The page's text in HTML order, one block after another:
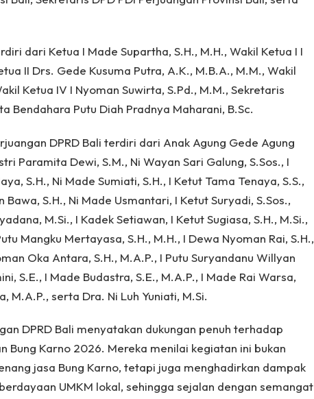
dari Ketua I Made Supartha, S.H., M.H., Wakil Ketua I I
II Drs. Gede Kusuma Putra, A.K., M.B.A., M.M., Wakil
Ketua IV I Nyoman Suwirta, S.Pd., M.M., Sekretaris
Bendahara Putu Diah Pradnya Maharani, B.Sc.
DPRD Bali terdiri dari Anak Agung Gede Agung
Paramita Dewi, S.M., Ni Wayan Sari Galung, S.Sos., I
S.H., Ni Made Sumiati, S.H., I Ketut Tama Tenaya, S.S.,
Bawa, S.H., Ni Made Usmantari, I Ketut Suryadi, S.Sos.,
M.Si., I Kadek Setiawan, I Ketut Sugiasa, S.H., M.Si.,
Mangku Mertayasa, S.H., M.H., I Dewa Nyoman Rai, S.H.,
Oka Antara, S.H., M.A.P., I Putu Suryandanu Willyan
S.E., I Made Budastra, S.E., M.A.P., I Made Rai Warsa,
M.A.P., serta Dra. Ni Luh Yuniati, M.Si.
DPRD Bali menyatakan dukungan penuh terhadap
Bung Karno 2026. Mereka menilai kegiatan ini bukan
jasa Bung Karno, tetapi juga menghadirkan dampak
UMKM lokal, sehingga sejalan dengan semangat